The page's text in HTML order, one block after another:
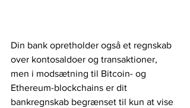
Din bank opretholder også et regnskab
over kontosaldoer og transaktioner,
men i modsætning til Bitcoin- og
Ethereum-blockchains er dit
bankregnskab begrænset til kun at vise